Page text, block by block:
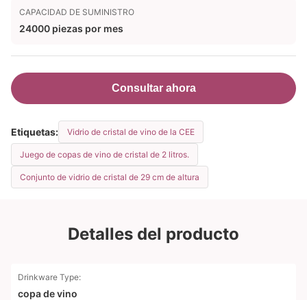
CAPACIDAD DE SUMINISTRO
24000 piezas por mes
Consultar ahora
Etiquetas: Vidrio de cristal de vino de la CEE
Juego de copas de vino de cristal de 2 litros.
Conjunto de vidrio de cristal de 29 cm de altura
Detalles del producto
Drinkware Type:
copa de vino